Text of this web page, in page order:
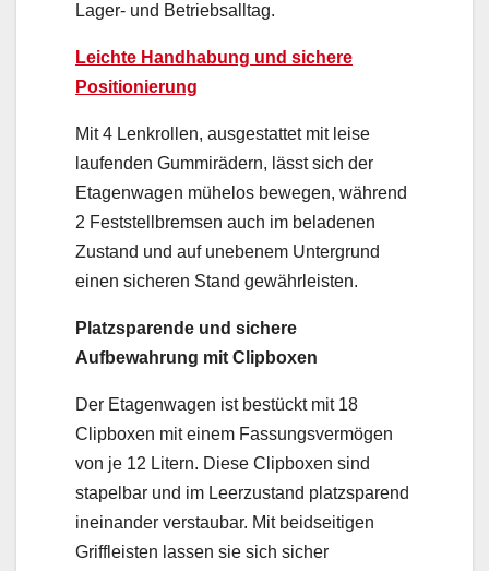
Lager- und Betriebsalltag.
Leichte Handhabung und sichere
Positionierung
Mit 4 Lenkrollen, ausgestattet mit leise
laufenden Gummirädern, lässt sich der
Etagenwagen mühelos bewegen, während
2 Feststellbremsen auch im beladenen
Zustand und auf unebenem Untergrund
einen sicheren Stand gewährleisten.
Platzsparende und sichere
Aufbewahrung mit Clipboxen
Der Etagenwagen ist bestückt mit 18
Clipboxen mit einem Fassungsvermögen
von je 12 Litern. Diese Clipboxen sind
stapelbar und im Leerzustand platzsparend
ineinander verstaubar. Mit beidseitigen
Griffleisten lassen sie sich sicher